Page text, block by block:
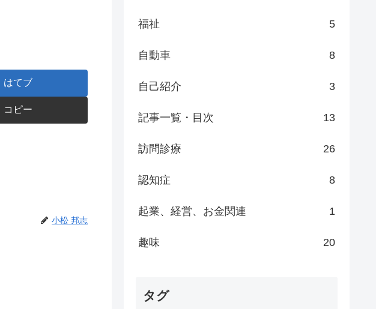
はてブ
コピー
小松 邦志
福祉 5
自動車 8
自己紹介 3
記事一覧・目次 13
訪問診療 26
認知症 8
起業、経営、お金関連 1
趣味 20
タグ